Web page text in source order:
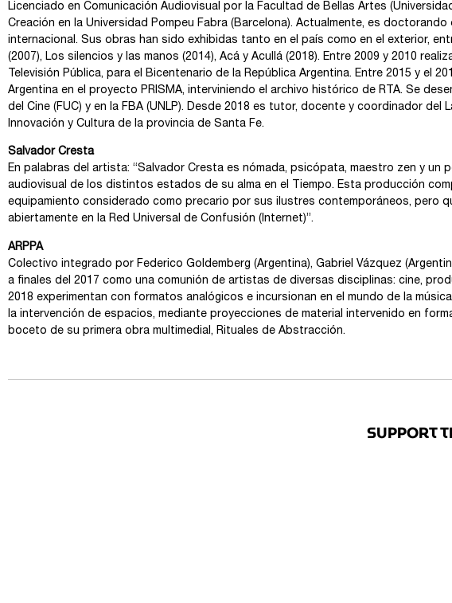
Licenciado en Comunicación Audiovisual por la Facultad de Bellas Artes
Creación en la Universidad Pompeu Fabra (Barcelona). Actualmente, es
internacional. Sus obras han sido exhibidas tanto en el país como en el exterior,
(2007), Los silencios y las manos (2014), Acá y Acullá (2018). Entre 2009 y 2010
Televisión Pública, para el Bicentenario de la República Argentina. Entre 2015 y el
Argentina en el proyecto PRISMA, interviniendo el archivo histórico de RTA. Se
del Cine (FUC) y en la FBA (UNLP). Desde 2018 es tutor, docente y coordinador
Innovación y Cultura de la provincia de Santa Fe.
Salvador Cresta
En palabras del artista: “Salvador Cresta es nómada, psicópata, maestro zen y
audiovisual de los distintos estados de su alma en el Tiempo. Esta producción
equipamiento considerado como precario por sus ilustres contemporáneos, pero
abiertamente en la Red Universal de Confusión (Internet)”.
ARPPA
Colectivo integrado por Federico Goldemberg (Argentina), Gabriel Vázquez
a finales del 2017 como una comunión de artistas de diversas disciplinas: cine,
2018 experimentan con formatos analógicos e incursionan en el mundo de la
la intervención de espacios, mediante proyecciones de material intervenido en
boceto de su primera obra multimedial, Rituales de Abstracción.
SUPPORT